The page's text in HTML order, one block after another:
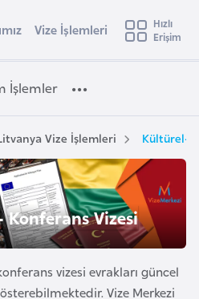
e
t
ş
i
Vize İşlemleri
Hızlı
Erişim
İşlemler
Vize İşlemleri Kültürel-
Vizesi
vizesi evrakları güncel
Vize Merkezi